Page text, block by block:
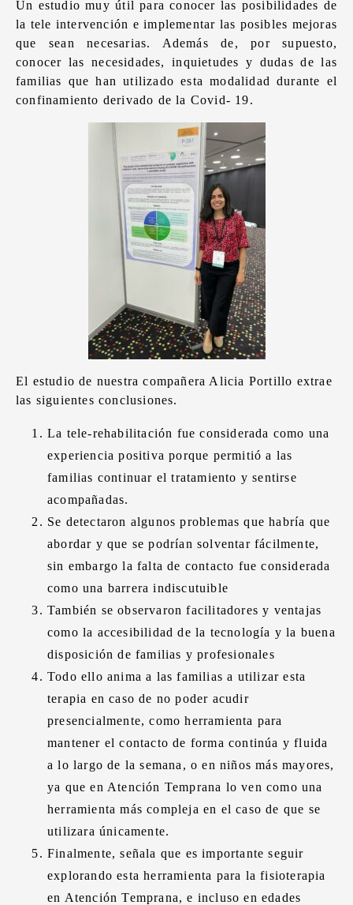
Un estudio muy útil para conocer las posibilidades de
la tele intervención e implementar las posibles mejoras
que sean necesarias. Además de, por supuesto,
conocer las necesidades, inquietudes y dudas de las
familias que han utilizado esta modalidad durante el
confinamiento derivado de la Covid- 19.
El estudio de nuestra compañera Alicia Portillo extrae
las siguientes conclusiones.
La tele-rehabilitación fue considerada como una
experiencia positiva porque permitió a las
familias continuar el tratamiento y sentirse
acompañadas.
Se detectaron algunos problemas que habría que
abordar y que se podrían solventar fácilmente,
sin embargo la falta de contacto fue considerada
como una barrera indiscutuible
También se observaron facilitadores y ventajas
como la accesibilidad de la tecnología y la buena
disposición de familias y profesionales
Todo ello anima a las familias a utilizar esta
terapia en caso de no poder acudir
presencialmente, como herramienta para
mantener el contacto de forma continúa y fluida
a lo largo de la semana, o en niños más mayores,
ya que en Atención Temprana lo ven como una
herramienta más compleja en el caso de que se
utilizara únicamente.
Finalmente, señala que es importante seguir
explorando esta herramienta para la fisioterapia
en Atención Temprana, e incluso en edades